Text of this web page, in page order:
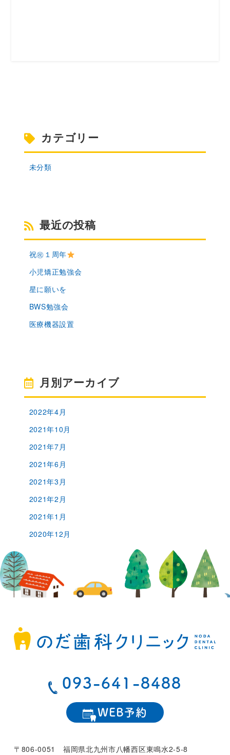
カテゴリー
未分類
最近の投稿
祝㊗１周年
小児矯正勉強会
星に願いを
BWS勉強会
医療機器設置
月別アーカイブ
2022年4月
2021年10月
2021年7月
2021年6月
2021年3月
2021年2月
2021年1月
2020年12月
093-641-8488
WEB予約
〒806-0051 福岡県北九州市八幡西区東鳴水2-5-8